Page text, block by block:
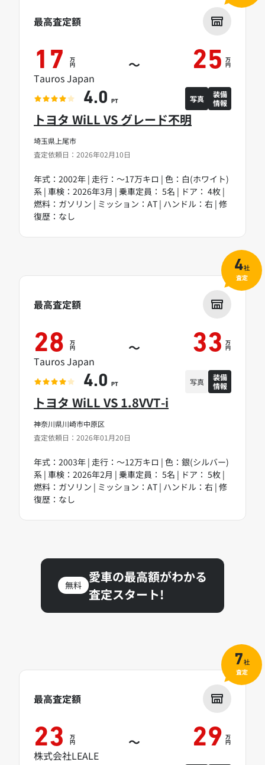
埼玉県上尾市
査定依頼日：2026年02月10日
トヨタ WiLL VS グレード不明
年式：2002年 | 走行：～17万キロ | 色：白(ホワイト)
系 | 車検：2026年3月 | 乗車定員： 5名 | ドア： 4枚 |
燃料：ガソリン | ミッション：AT | ハンドル：右 | 修
復歴：なし
最高査定額
17 万
円 ～ 25 万
円
Tauros Japan
4.0 PT 写真
装備
情報
神奈川県川崎市中原区
査定依頼日：2026年01月20日
トヨタ WiLL VS 1.8VVT-i
年式：2003年 | 走行：～12万キロ | 色：銀(シルバー)
系 | 車検：2026年2月 | 乗車定員： 5名 | ドア： 5枚 |
燃料：ガソリン | ミッション：AT | ハンドル：右 | 修
復歴：なし
最高査定額
28 万
円 ～ 33 万
円
Tauros Japan
4.0 PT 写真
装備
情報
4社
査定
無料
愛車の最高額がわかる
査定スタート!
最高査定額
23 万
円 ～ 29 万
円
株式会社LEALE
7社
査定